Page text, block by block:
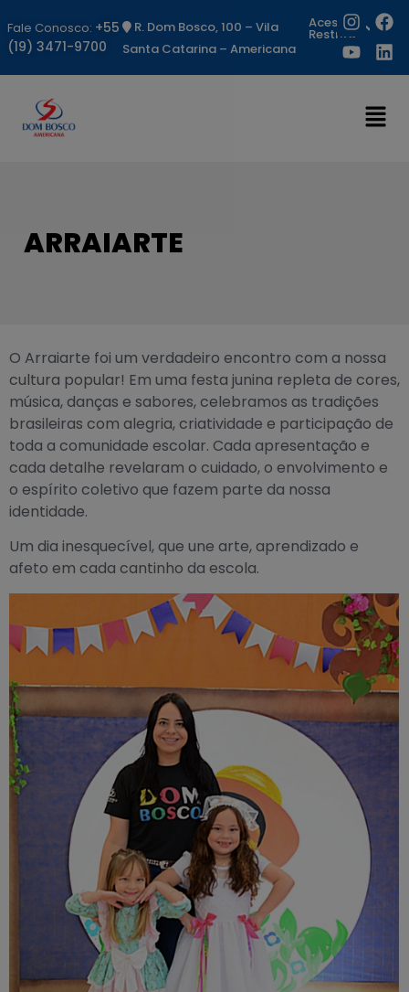
Fale Conosco: +55
(19) 3471-9700
R. Dom Bosco, 100 – Vila
Santa Catarina – Americana
Acesso
Restrito
ARRAIARTE
O Arraiarte foi um verdadeiro encontro com a nossa
cultura popular! Em uma festa junina repleta de cores,
música, danças e sabores, celebramos as tradições
brasileiras com alegria, criatividade e participação de
toda a comunidade escolar. Cada apresentação e
cada detalhe revelaram o cuidado, o envolvimento e
o espírito coletivo que fazem parte da nossa
identidade.
Um dia inesquecível, que une arte, aprendizado e
afeto em cada cantinho da escola.
I
n
s
t
a
g
r
a
m
F
a
c
e
b
o
o
k
Y
o
u
t
u
e
L
i
n
k
e
i
n